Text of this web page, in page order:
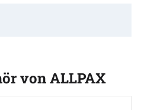
von ALLPAX